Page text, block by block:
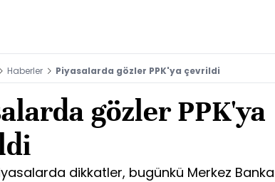
Haberler Piyasalarda gözler PPK'ya çevrildi
gözler PPK'ya
dikkatler, bugünkü Merkez